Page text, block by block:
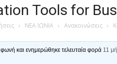
Tools for
› ΝΕΑ ΙΩΝΙΑ › Ανακοινώσεις ›
και ενημερώθηκε τελευταία φορά 11